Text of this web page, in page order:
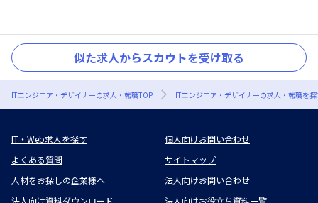
似た求人からスカウトを受け取る
ITエンジニア・デザイナーの求人・転職TOP ITエンジニア・デザイナーの求人・転職を
IT・Web求人を探す
個人向けお問い合わせ
よくある質問
サイトマップ
人材をお探しの企業様へ
法人向けお問い合わせ
法人向け資料ダウンロード
法人向けお役立ち資料一覧